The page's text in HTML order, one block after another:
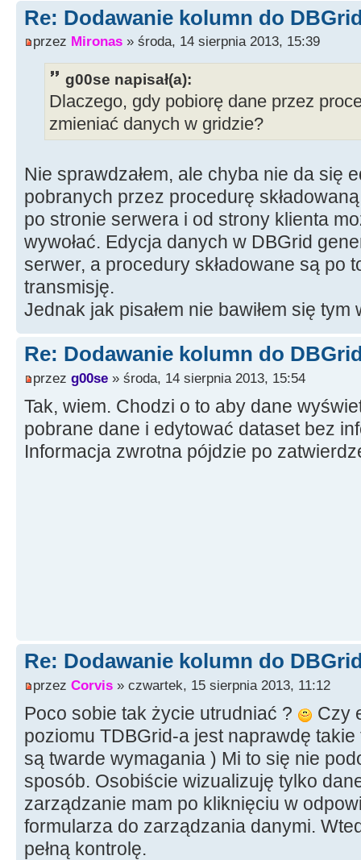
Re: Dodawanie kolumn do
przez Mironas » środa, 14 sierpnia 2013, 15:39
g00se napisał(a):
Dlaczego, gdy pobiorę dane przez
zmieniać danych w gridzie?
Nie sprawdzałem, ale chyba nie da się
pobranych przez procedurę
po stronie serwera i od strony klienta
wywołać. Edycja danych w DBGrid
serwer, a procedury składowane są po
transmisję.
Jednak jak pisałem nie bawiłem się
Re: Dodawanie kolumn do
przez g00se » środa, 14 sierpnia 2013, 15:54
Tak, wiem. Chodzi o to aby dane
pobrane dane i edytować dataset bez
Informacja zwrotna pójdzie po
Re: Dodawanie kolumn do
przez Corvis » czwartek, 15 sierpnia 2013, 11:12
Poco sobie tak życie utrudniać ?
Czy
poziomu TDBGrid-a jest naprawdę
są twarde wymagania ) Mi to się nie
sposób. Osobiście wizualizuję tylko
zarządzanie mam po kliknięciu w
formularza do zarządzania danymi.
pełną kontrolę.